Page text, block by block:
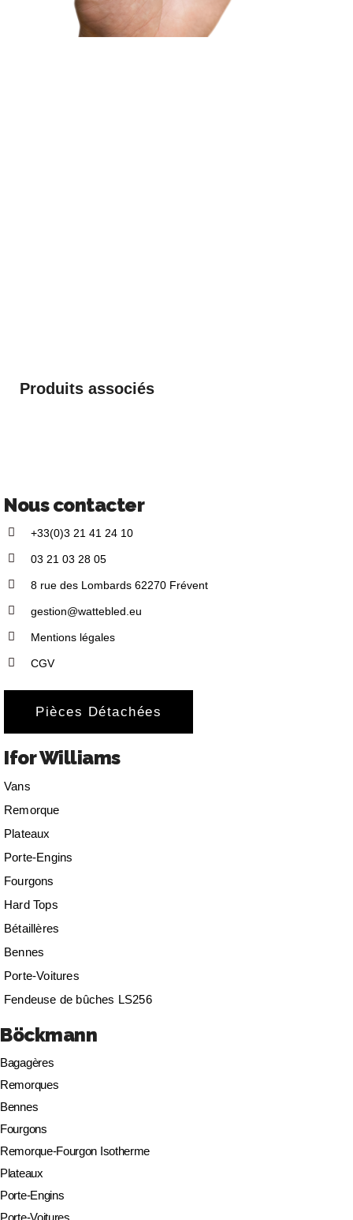
Produits associés
Nous contacter
+33(0)3 21 41 24 10
03 21 03 28 05
8 rue des Lombards 62270 Frévent
gestion@wattebled.eu
Mentions légales
CGV
Pièces Détachées
Ifor Williams
Vans
Remorque
Plateaux
Porte-Engins
Fourgons
Hard Tops
Bétaillères
Bennes
Porte-Voitures
Fendeuse de bûches LS256
Böckmann
Bagagères
Remorques
Bennes
Fourgons
Remorque-Fourgon Isotherme
Plateaux
Porte-Engins
Porte-Voitures